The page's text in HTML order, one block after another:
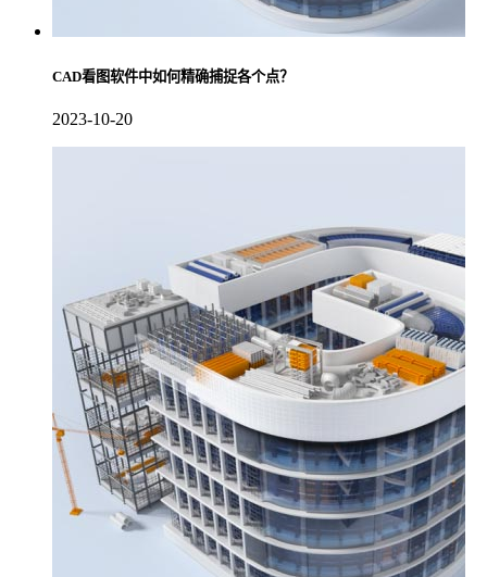
CAD看图软件中如何精确捕捉各个点？
2023-10-20